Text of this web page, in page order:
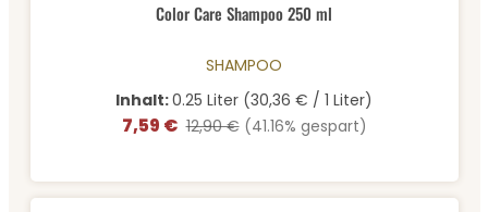
Color Care Shampoo 250 ml
SHAMPOO
Inhalt:0.25 Liter (30,36 € / 1 Liter)
Verkaufspreis:
7,59 € Regulärer Preis:
12,90 € (41.16% gespart)